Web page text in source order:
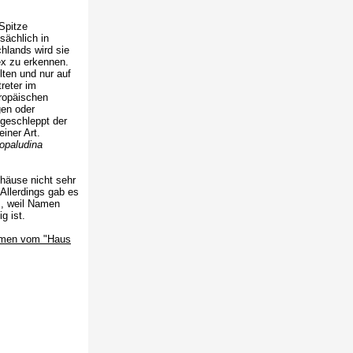
in
wird sie
zu erkennen.
und nur auf
im
oder
der
Art.
nicht sehr
gab es
weil Namen
ist.
vom "Haus